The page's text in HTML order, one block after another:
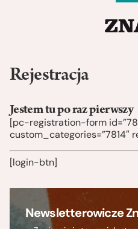
Rejestracja
Jestem tu po raz pierwszy
[pc-registration-form
custom_categories=”7814″
[login-btn]
Newsletterowicze